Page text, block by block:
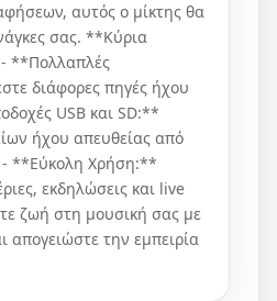
αυτός ο μίκτης θα
σας. **Κύρια
- **Πολλαπλές
διάφορες πηγές ήχου
USB και SD:**
ήχου απευθείας από
- **Εύκολη Χρήση:**
εκδηλώσεις και live
ζωή στη μουσική σας με
απογειώστε την εμπειρία